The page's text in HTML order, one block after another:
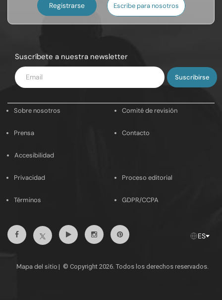
Registrarse Escribe para nosotros
Suscríbete a nuestra newsletter
Introduce
tu
Sobre nosotros Comité de revisión
Prensa Contacto
Accesibilidad
Privacidad Proceso editorial
Términos GDPR/CCPA
FacebookTwitterYoutubeInstagramPinterest ES
Mapa del sitio | © Copyright 2026. Todos los derechos reservados.